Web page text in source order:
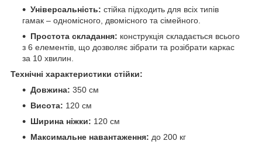
Універсальність: стійка підходить для всіх типів
гамак – одномісного, двомісного та сімейного.
Простота складання: конструкція складається всього
з 6 елементів, що дозволяє зібрати та розібрати каркас
за 10 хвилин.
Технічні характеристики стійки:
Довжина: 350 см
Висота: 120 см
Ширина ніжки: 120 см
Максимальне навантаження: до 200 кг